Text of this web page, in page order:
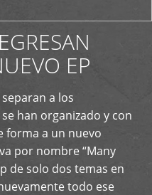
EP
a los
han organizado y con
forma a un nuevo
por nombre “Many
de solo dos temas en
todo ese